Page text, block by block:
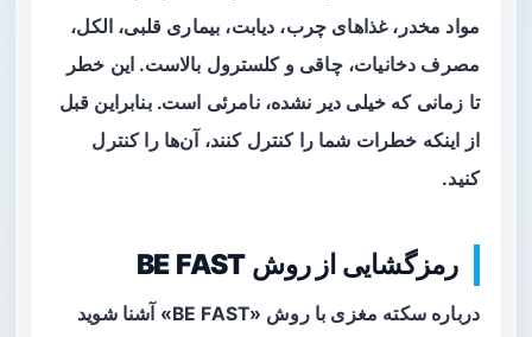
مواد مخدر، غذاهای چرب، دیابت، بیماری قلبی، الکل،
مصرف دخانیات، چاقی و کلسترول بالاست. این خطر
تا زمانی که خیلی دیر نشده، نامرئی است. بنابراین قبل
از اینکه خطرات شما را کنترل کنند، آن‌ها را کنترل
کنید.
رمزگشایی از روش BE FAST
درباره سکته مغزی با روش «BE FAST» آشنا شوید